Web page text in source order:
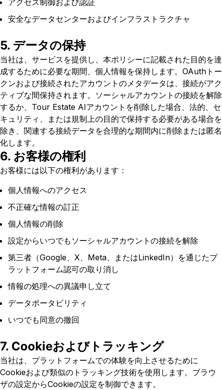
アクセス制御および認証
安全なデータセンターおよびインフラストラクチャ
5. データの保持
当社は、サービスを提供し、本ポリシーに記載された目的を達
成するために必要な期間、個人情報を保持します。OAuthトー
クンおよび接続されたアカウントのメタデータは、接続がアク
ティブな間保持されます。ソーシャルアカウントの接続を解除
するか、Tour Estate AIアカウントを削除した場合、法的、セ
キュリティ、または規制上の目的で保持する必要がある場合を
除き、関連する接続データを合理的な期間内に削除または匿名
化します。
6. お客様の権利
お客様には以下の権利があります：
個人情報へのアクセス
不正確な情報の訂正
個人情報の削除
設定からいつでもソーシャルアカウントの接続を解除
第三者（Google、X、Meta、またはLinkedIn）を通じたプ
ラットフォーム認可の取り消し
情報の処理への異議申し立て
データポータビリティ
いつでも同意の撤回
7. Cookieおよびトラッキング
当社は、プラットフォームでの体験を向上させるために
Cookieおよび類似のトラッキング技術を使用します。ブラウ
ザの設定からCookieの設定を制御できます。